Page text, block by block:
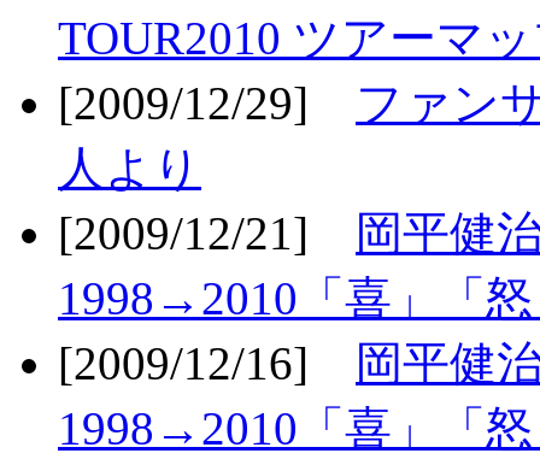
TOUR2010 ツアーマ
[2009/12/29] ファン
人より
[2009/12/21]
岡平健
1998→2010「喜」「
[2009/12/16]
岡平健
1998→2010「喜」「